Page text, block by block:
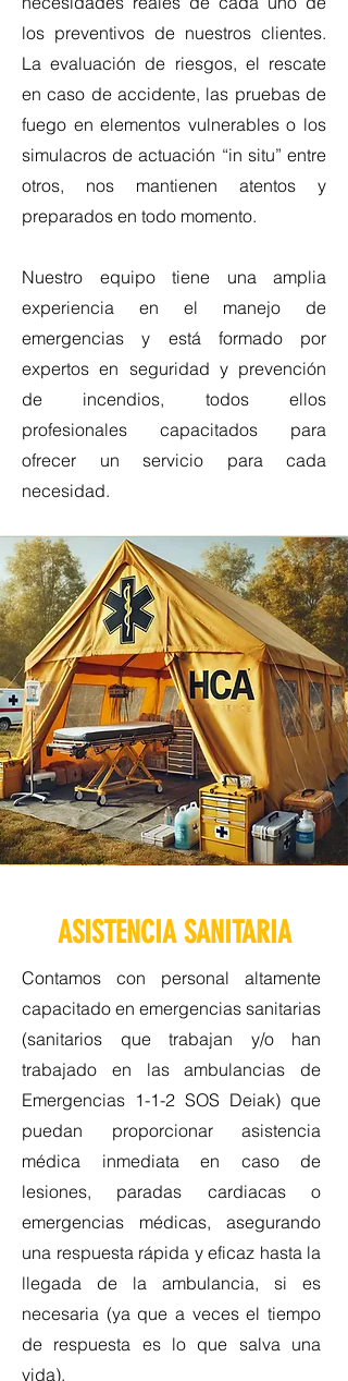
los preventivos de nuestros clientes.
La evaluación de riesgos, el rescate
en caso de accidente, las pruebas de
fuego en elementos vulnerables o los
simulacros de actuación “in situ” entre
otros, nos mantienen atentos y
preparados en todo momento.
Nuestro equipo tiene una amplia
experiencia en el manejo de
emergencias y está formado por
expertos en seguridad y prevención
de incendios, todos ellos
profesionales capacitados para
ofrecer un servicio para cada
necesidad.
ASISTENCIA SANITARIA
Contamos con personal altamente
capacitado en emergencias sanitarias
(sanitarios que trabajan y/o han
trabajado en las ambulancias de
Emergencias 1-1-2 SOS Deiak) que
puedan proporcionar asistencia
médica inmediata en caso de
lesiones, paradas cardiacas o
emergencias médicas, asegurando
una respuesta rápida y eficaz hasta la
llegada de la ambulancia, si es
necesaria (ya que a veces el tiempo
de respuesta es lo que salva una
vida).